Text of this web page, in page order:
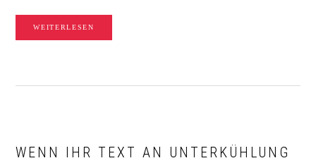
WEITERLESEN
WENN IHR TEXT AN UNTERKÜHLUNG